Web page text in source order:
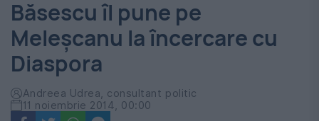
-
Evenimentul
Zilei
Băsescu îl pune pe
Meleșcanu la încercare cu
Diaspora
Andreea Udrea, consultant politic
11 noiembrie 2014, 00:00